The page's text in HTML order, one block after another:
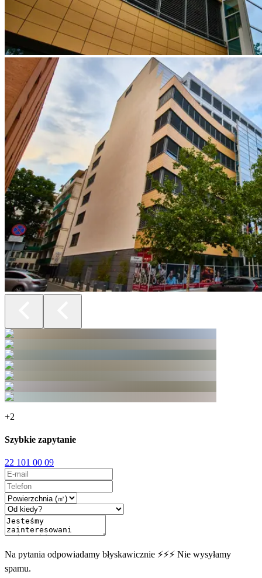
+2
Szybkie zapytanie
22 101 00 09
Na pytania odpowiadamy błyskawicznie ⚡⚡⚡ Nie wysyłamy
spamu.